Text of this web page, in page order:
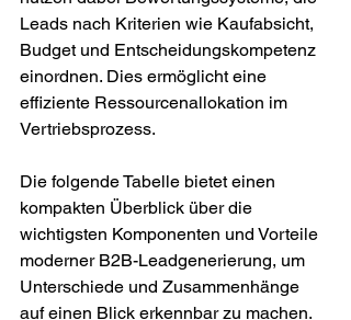
Leads nach Kriterien wie Kaufabsicht,
Budget und Entscheidungskompetenz
einordnen. Dies ermöglicht eine
effiziente Ressourcenallokation im
Vertriebsprozess.
Die folgende Tabelle bietet einen
kompakten Überblick über die
wichtigsten Komponenten und Vorteile
moderner B2B-Leadgenerierung, um
Unterschiede und Zusammenhänge
auf einen Blick erkennbar zu machen.